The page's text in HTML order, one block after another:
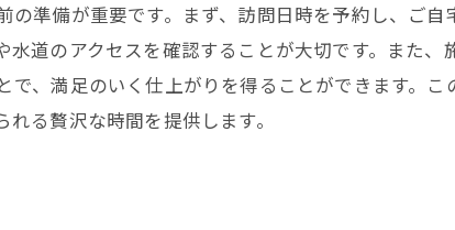
訪問美容がもたらす心身のリフレッシ
リラクゼーションメニューの豊富さ
準備が重要です。まず、訪問日時を予約し、ご
道のアクセスを確認することが大切です。また
、満足のいく仕上がりを得ることができます。
る贅沢な時間を提供します。